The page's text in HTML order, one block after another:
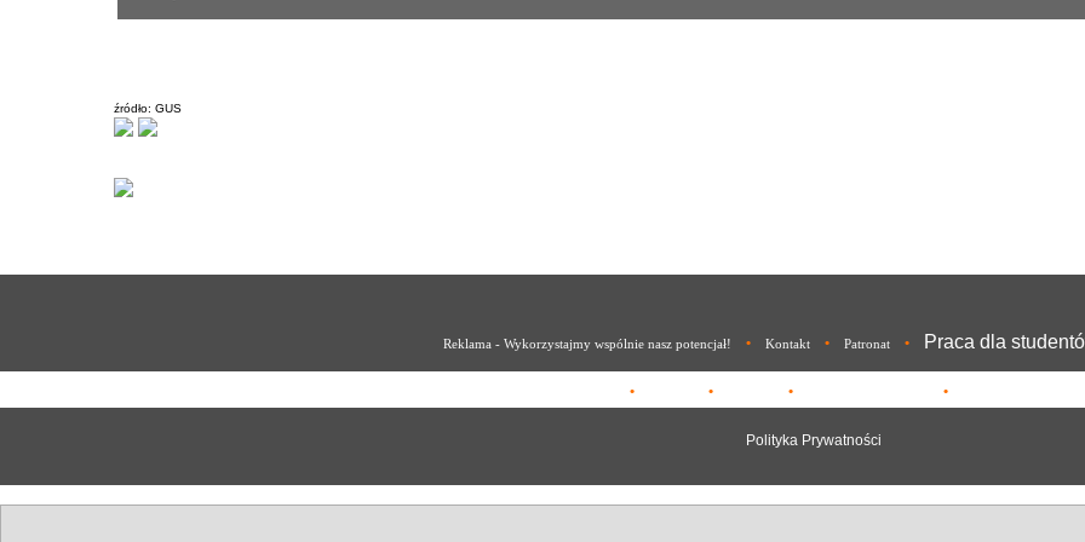
źródło: GUS
Reklama - Wykorzystajmy wspólnie nasz potencjał! • Kontakt • Patronat • Praca dla
• • • •
Polityka Prywatności